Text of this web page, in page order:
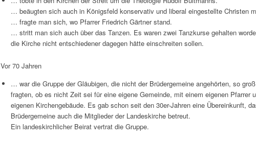
… beäugten sich auch in Königsfeld konservativ und liberal eingestellte Christen
… fragte man sich, wo Pfarrer Friedrich Gärtner stand.
… stritt man sich auch über das Tanzen. Es waren zwei Tanzkurse gehalten
die Kirche nicht entschiedener dagegen hätte einschreiten sollen.
Vor 70 Jahren
… war die Gruppe der Gläubigen, die nicht der Brüdergemeine angehörten, so
fragten, ob es nicht Zeit sei für eine eigene Gemeinde, mit einem eigenen Pfarrer
eigenen Kirchengebäude. Es gab schon seit den 30er-Jahren eine Übereinkunft,
Brüdergemeine auch die Mitglieder der Landeskirche betreut.
Ein landeskirchlicher Beirat vertrat die Gruppe.